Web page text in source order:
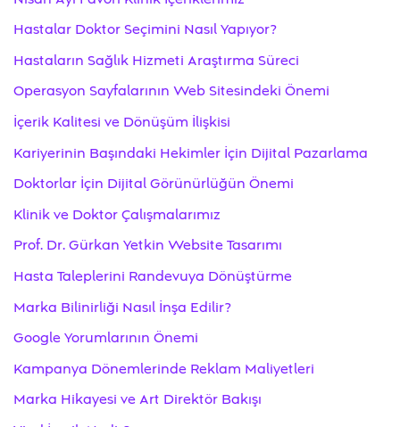
Hastalar Doktor Seçimini Nasıl Yapıyor?
Hastaların Sağlık Hizmeti Araştırma Süreci
Operasyon Sayfalarının Web Sitesindeki Önemi
İçerik Kalitesi ve Dönüşüm İlişkisi
Kariyerinin Başındaki Hekimler İçin Dijital Pazarlama
Doktorlar İçin Dijital Görünürlüğün Önemi
Klinik ve Doktor Çalışmalarımız
Prof. Dr. Gürkan Yetkin Website Tasarımı
Hasta Taleplerini Randevuya Dönüştürme
Marka Bilinirliği Nasıl İnşa Edilir?
Google Yorumlarının Önemi
Kampanya Dönemlerinde Reklam Maliyetleri
Marka Hikayesi ve Art Direktör Bakışı